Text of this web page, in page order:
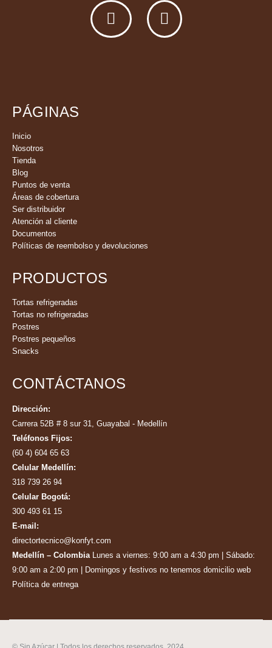
PÁGINAS
Inicio
Nosotros
Tienda
Blog
Puntos de venta
Áreas de cobertura
Ser distribuidor
Atención al cliente
Documentos
Políticas de reembolso y devoluciones
PRODUCTOS
Tortas refrigeradas
Tortas no refrigeradas
Postres
Postres pequeños
Snacks
CONTÁCTANOS
Dirección:
Carrera 52B # 8 sur 31, Guayabal - Medellín
Teléfonos Fijos:
(60 4) 604 65 63
Celular Medellín:
318 739 26 94
Celular Bogotá:
300 493 61 15
E-mail:
directortecnico@konfyt.com
Medellín – Colombia Lunes a viernes: 9:00 am a 4:30 pm | Sábado:
9:00 am a 2:00 pm | Domingos y festivos no tenemos domicilio web
Política de entrega